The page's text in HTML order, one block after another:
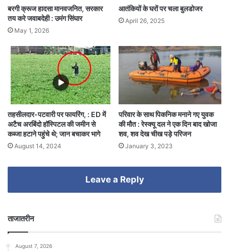
बरगी क्रूज हादसा मानवजनित, सरकार
तय करे जवाबदेही : उमंग सिंघार
May 1, 2026
आतंकियों के घरों पर चला बुलडोजर
April 26, 2025
तहसीलदार-पटवारी पर फायरिंग, : ED में
अटैच अरबिंदो हॉस्पिटल की जमीन से
कब्जा हटाने पहुंचे थे; जान बचाकर भागे
August 14, 2024
परिवार के साथ पिकनिक मनाने गए युवक
की मौत : रेस्क्यू दल ने एक दिन बाद खोजा
शव, शव देख चीख पड़े परिजन
January 3, 2023
Leave a Reply
ताजातरीन
August 7, 2026